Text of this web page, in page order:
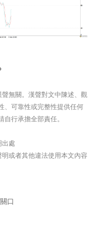
無關。漢聲對文中陳述、觀
、可靠性或完整性提供任何
行承擔全部責任。
出處
或者其他違法使用本文內容
口